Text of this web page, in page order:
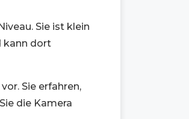
Sie ist klein
kann dort
Sie erfahren,
die Kamera